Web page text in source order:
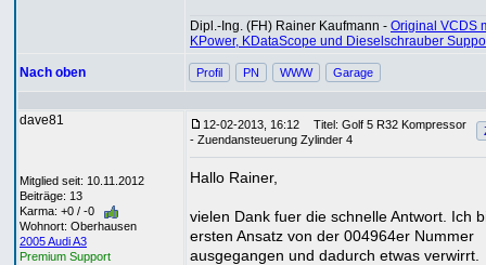
Dipl.-Ing. (FH) Rainer Kaufmann - Original VCDS
KPower, KDataScope und Dieselschrauber
Nach oben Profil PN WWW Garage
dave81
Mitglied seit: 10.11.2012
Beiträge: 13
Karma: +0 / -0
Wohnort: Oberhausen
2005 Audi A3
Premium Support
12-02-2013, 16:12
Titel: Golf 5 R32 Kompressor
- Zuendansteuerung Zylinder 4
Hallo Rainer,
vielen Dank fuer die schnelle Antwort. Ich
ersten Ansatz von der 004964er Nummer
ausgegangen und dadurch etwas verwirrt.